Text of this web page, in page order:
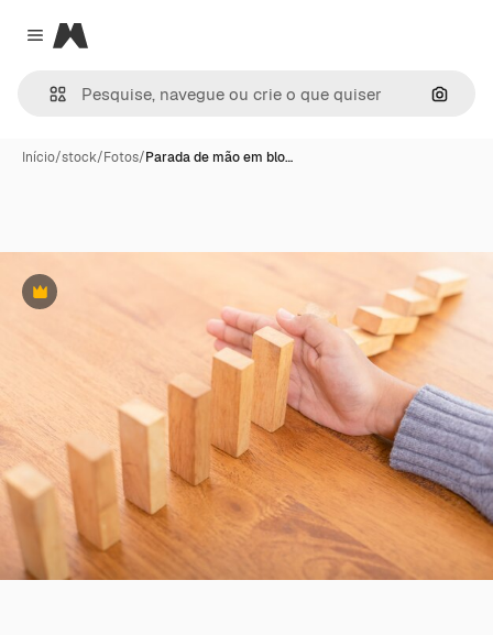
Close menu
Magnific
Início/stock/Fotos/Parada de mão em blo…
Premium